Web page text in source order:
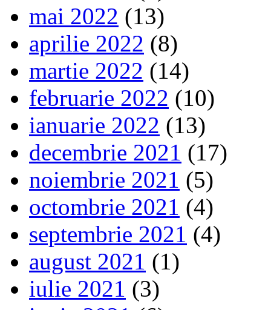
mai 2022 (13)
aprilie 2022 (8)
martie 2022 (14)
februarie 2022 (10)
ianuarie 2022 (13)
decembrie 2021 (17)
noiembrie 2021 (5)
octombrie 2021 (4)
septembrie 2021 (4)
august 2021 (1)
iulie 2021 (3)